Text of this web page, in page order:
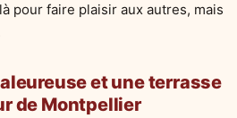
pour faire plaisir aux autres, mais
et une terrasse
de Montpellier